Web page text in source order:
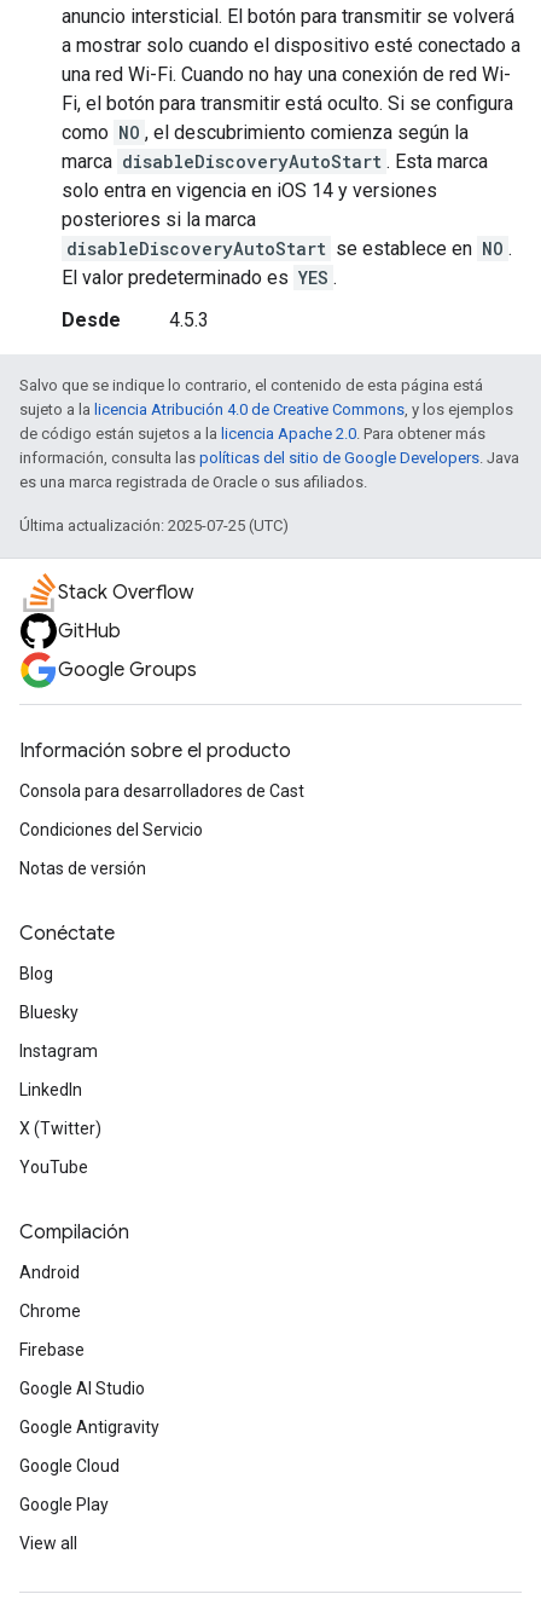
anuncio intersticial. El botón para transmitir se volverá
a mostrar solo cuando el dispositivo esté conectado a
una red Wi-Fi. Cuando no hay una conexión de red Wi-
Fi, el botón para transmitir está oculto. Si se configura
como NO , el descubrimiento comienza según la
marca disableDiscoveryAutoStart . Esta marca
solo entra en vigencia en iOS 14 y versiones
posteriores si la marca
disableDiscoveryAutoStart se establece en NO .
El valor predeterminado es YES .
Desde
4.5.3
Salvo que se indique lo contrario, el contenido de esta página está
sujeto a la licencia Atribución 4.0 de Creative Commons , y los ejemplos
de código están sujetos a la licencia Apache 2.0 . Para obtener más
información, consulta las políticas del sitio de Google Developers . Java
es una marca registrada de Oracle o sus afiliados.
Última actualización: 2025-07-25 (UTC)
Stack Overflow
GitHub
Google Groups
Información sobre el producto
Consola para desarrolladores de Cast
Condiciones del Servicio
Notas de versión
Conéctate
Blog
Bluesky
Instagram
LinkedIn
X (Twitter)
YouTube
Compilación
Android
Chrome
Firebase
Google AI Studio
Google Antigravity
Google Cloud
Google Play
View all